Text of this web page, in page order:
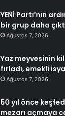
YENİ Parti’nin
bir grup daha
Ağustos 7, 2026
Yaz meyvesinin
fırladı, emekli
Ağustos 7, 2026
50 yıl önce
mezarı açmaya